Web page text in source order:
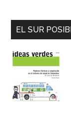
EL SUR